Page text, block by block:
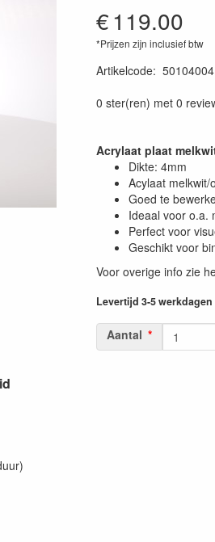
€119.00
*Prijzen zijn inclusief btw
Artikelcode:
0 ster(ren) met 0
Acrylaat plaat
Dikte: 4mm
Acylaat
Goed te
Ideaal voor o.a.
Perfect voor
Geschikt voor
Voor overige info zie
Levertijd 3-5 werkdagen
Aantal